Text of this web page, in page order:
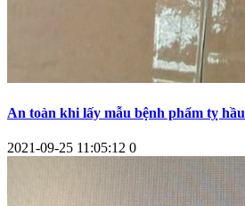
An toàn khi lấy mẫu bệnh phẩm tỵ hầu
2021-09-25 11:05:12 0